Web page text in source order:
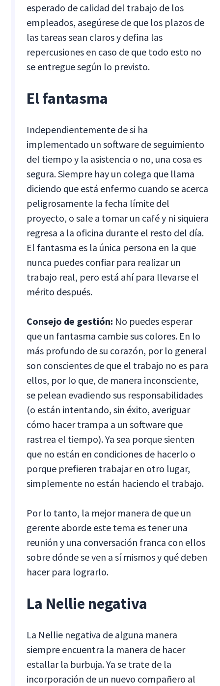
esperado de calidad del trabajo de los
empleados, asegúrese de que los plazos de
las tareas sean claros y defina las
repercusiones en caso de que todo esto no
se entregue según lo previsto.
El fantasma
Independientemente de si ha
implementado un software de seguimiento
del tiempo y la asistencia o no, una cosa es
segura. Siempre hay un colega que llama
diciendo que está enfermo cuando se acerca
peligrosamente la fecha límite del
proyecto, o sale a tomar un café y ni siquiera
regresa a la oficina durante el resto del día.
El fantasma es la única persona en la que
nunca puedes confiar para realizar un
trabajo real, pero está ahí para llevarse el
mérito después.
Consejo de gestión: No puedes esperar
que un fantasma cambie sus colores. En lo
más profundo de su corazón, por lo general
son conscientes de que el trabajo no es para
ellos, por lo que, de manera inconsciente,
se pelean evadiendo sus responsabilidades
(o están intentando, sin éxito, averiguar
cómo hacer trampa a un software que
rastrea el tiempo). Ya sea porque sienten
que no están en condiciones de hacerlo o
porque prefieren trabajar en otro lugar,
simplemente no están haciendo el trabajo.
Por lo tanto, la mejor manera de que un
gerente aborde este tema es tener una
reunión y una conversación franca con ellos
sobre dónde se ven a sí mismos y qué deben
hacer para lograrlo.
La Nellie negativa
La Nellie negativa de alguna manera
siempre encuentra la manera de hacer
estallar la burbuja. Ya se trate de la
incorporación de un nuevo compañero al